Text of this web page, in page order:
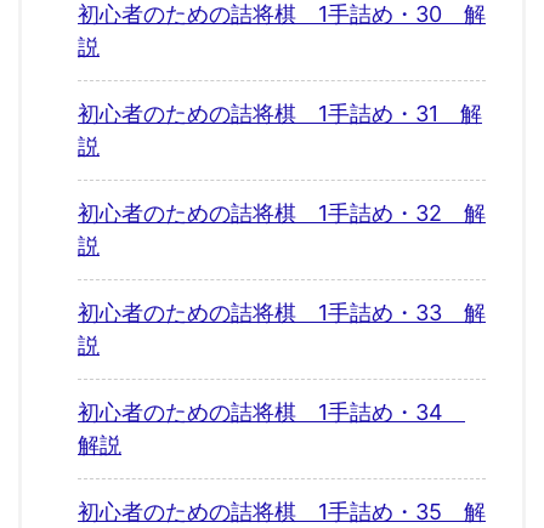
初心者のための詰将棋 1手詰め・30 解
説
初心者のための詰将棋 1手詰め・31 解
説
初心者のための詰将棋 1手詰め・32 解
説
初心者のための詰将棋 1手詰め・33 解
説
初心者のための詰将棋 1手詰め・34
解説
初心者のための詰将棋 1手詰め・35 解